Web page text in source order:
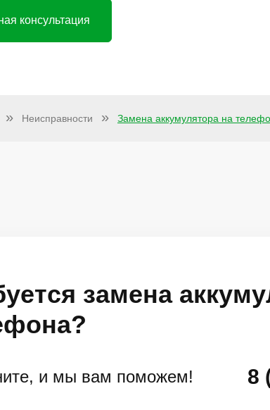
консультация
Неисправности Замена аккумулятора на
замена
и мы вам поможем! 8